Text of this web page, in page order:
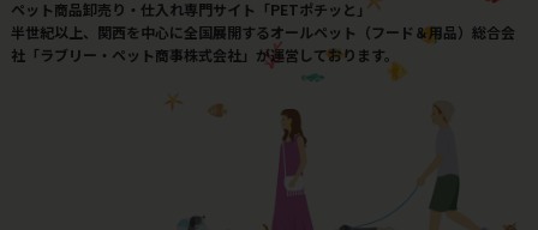
ペット商品卸売り・仕入れ専門サイト「PETポチッと」
半世紀以上、関西を中心に全国展開するオールペット（フード＆用品）総合会
社「ラブリー・ペット商事株式会社」が運営しております。